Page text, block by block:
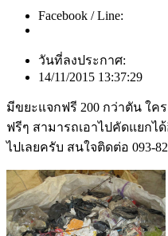
Facebook / Line:
วันที่ลงประกาศ:
14/11/2015 13:37:29
มีขยะแจกฟรี 200 กว่าตัน ใค
ฟรีๆ สามารถเอาไปคัดแยกไ
ไปเลยครับ สนใจติดต่อ 093-